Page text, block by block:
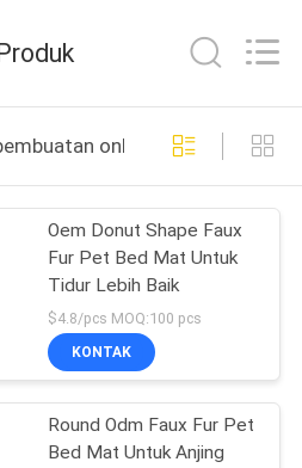
online
Oem Donut Shape Faux
Fur Pet Bed Mat Untuk
Tidur Lebih Baik
$4.8/pcs MOQ:100 pcs
KONTAK
Round Odm Faux Fur Pet
Bed Mat Untuk Anjing